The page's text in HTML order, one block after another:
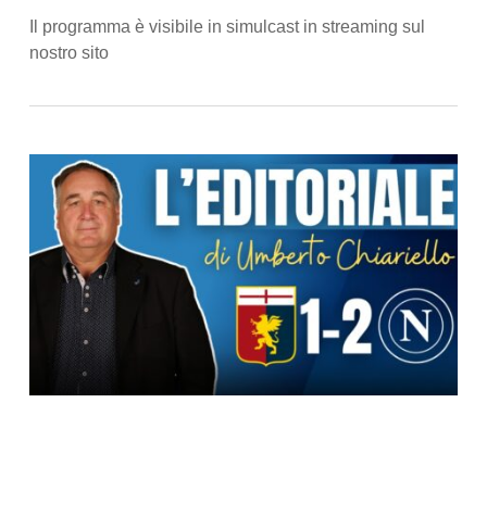
Il programma è visibile in simulcast in streaming sul
nostro sito